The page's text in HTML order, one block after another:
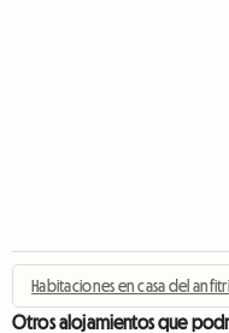
Habitaciones en casa del
Otros alojamientos que